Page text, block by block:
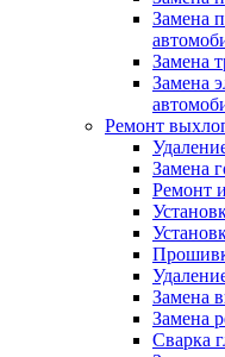
Замена
Замена
Замена
Ремонт
Замена
Ремонт
Замена
Замена
Сварка